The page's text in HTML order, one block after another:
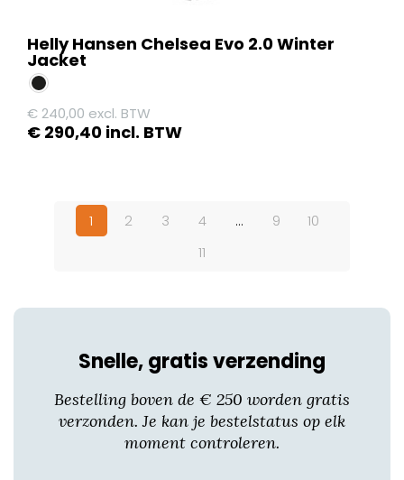
Helly Hansen Chelsea Evo 2.0 Winter
Jacket
€ 240,00 excl. BTW
€ 290,40 incl. BTW
meerdere
kan
productpagina
1 2 3 4 … 9
10
11
Snelle, gratis verzending
Bestelling boven de € 250 worden gratis
verzonden. Je kan je bestelstatus op elk
moment controleren.